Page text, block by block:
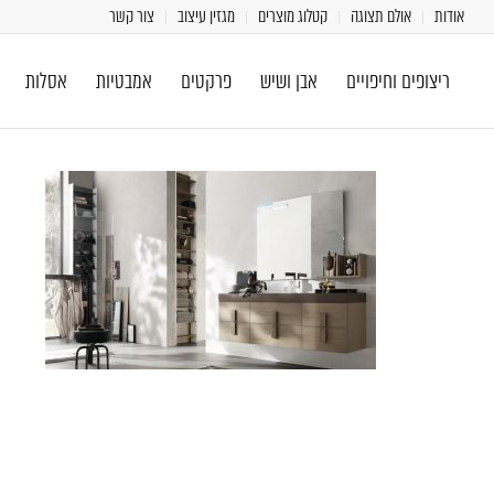
אודות אולם תצוגה קטלוג מוצרים מגזין עיצוב צור קשר
ריצופים וחיפויים אבן ושיש פרקטים אמבטיות אסלות